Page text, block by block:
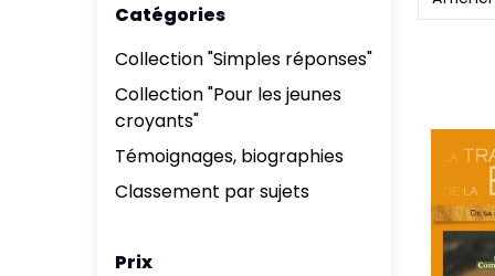
Nouveaux Testaments
Autres extraits
+ de 15 ans
Catégories
Collection "Simples réponses"
Collection "Pour les jeunes
croyants"
Témoignages, biographies
Classement par sujets
Prix